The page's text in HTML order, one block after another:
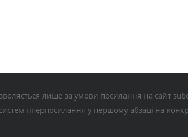
лише за умови посилання на сайт
гіперпосилання у першому абзаці на